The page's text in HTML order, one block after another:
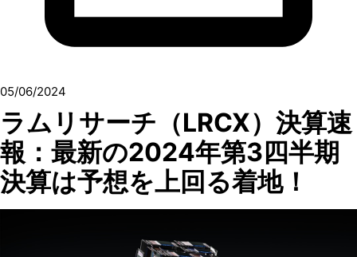
05/06/2024
ラムリサーチ（LRCX）決算速
報：最新の2024年第3四半期
決算は予想を上回る着地！